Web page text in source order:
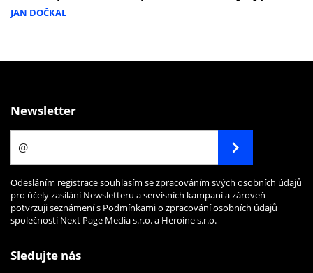
JAN DOČKAL
Newsletter
Odesláním registrace souhlasím se zpracováním svých osobních údajů
pro účely zasílání Newsletteru a servisních kampaní a zároveň
potvrzuji seznámení s Podmínkami o zpracování osobních údajů
společností Next Page Media s.r.o. a Heroine s.r.o.
Sledujte nás